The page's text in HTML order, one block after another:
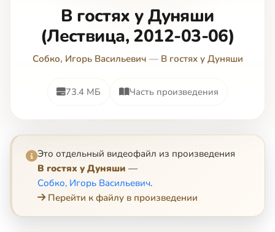
В гостях у Дуняши
(Лествица, 2012-03-06)
Собко, Игорь Васильевич — В гостях у Дуняши
73.4 МБ Часть произведения
Это отдельный видеофайл из произведения
В гостях у Дуняши —
Собко, Игорь Васильевич.
Перейти к файлу в произведении